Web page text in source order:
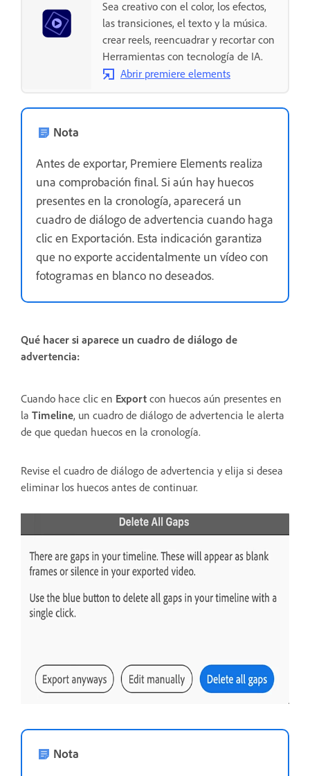
Sea creativo con el color, los efectos,
las transiciones, el texto y la música.
crear reels, reencuadrar y recortar con
Herramientas con tecnología de IA.
Abrir premiere elements
Nota
Antes de exportar, Premiere Elements realiza
una comprobación final. Si aún hay huecos
presentes en la cronología, aparecerá un
cuadro de diálogo de advertencia cuando haga
clic en Exportación. Esta indicación garantiza
que no exporte accidentalmente un vídeo con
fotogramas en blanco no deseados.
Qué hacer si aparece un cuadro de diálogo de
advertencia:
Cuando hace clic en Export con huecos aún presentes en
la Timeline, un cuadro de diálogo de advertencia le alerta
de que quedan huecos en la cronología.
Revise el cuadro de diálogo de advertencia y elija si desea
eliminar los huecos antes de continuar.
Nota